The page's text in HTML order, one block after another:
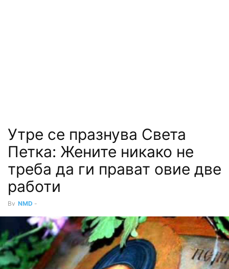
Утре се празнува Света
Петка: Жените никако не
треба да ги прават овие две
работи
By NMD -